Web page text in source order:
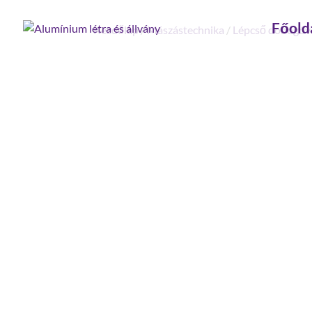
Kezdőlap/Mászástechnika / Lépcső